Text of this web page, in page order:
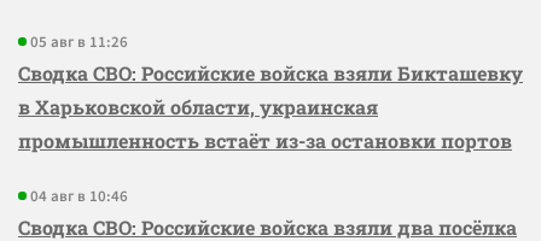
05 авг в 11:26
Сводка СВО: Российские войска взяли Бикташевку
в Харьковской области, украинская
промышленность встаёт из-за остановки портов
04 авг в 10:46
Сводка СВО: Российские войска взяли два посёлка